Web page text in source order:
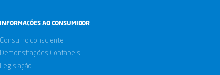
INFORMAÇÕES AO CONSUMIDOR
Consumo consciente
Demonstrações Contábeis
Legislação